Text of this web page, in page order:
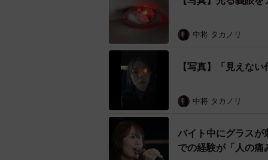
中将 タカノリ
【写真】「見えな
中将 タカノリ
バイト中にグラス
での経験が「人の